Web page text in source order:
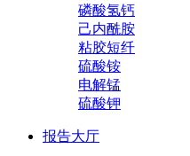
磷酸氢钙
己内酰胺
粘胶短纤
硫酸铵
电解锰
硫酸钾
报告大厅